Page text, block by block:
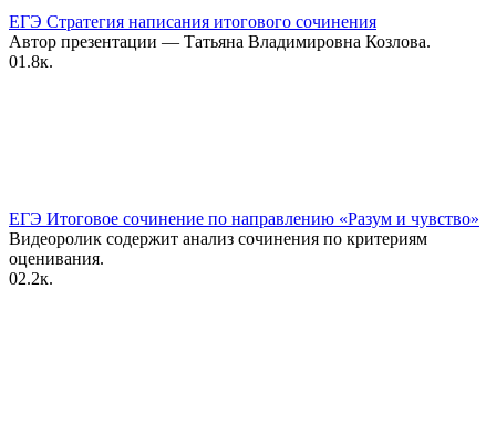
ЕГЭ Стратегия написания итогового сочинения
Автор презентации — Татьяна Владимировна Козлова.
01.8к.
ЕГЭ Итоговое сочинение по направлению «Разум и чувство»
Видеоролик содержит анализ сочинения по критериям
оценивания.
02.2к.